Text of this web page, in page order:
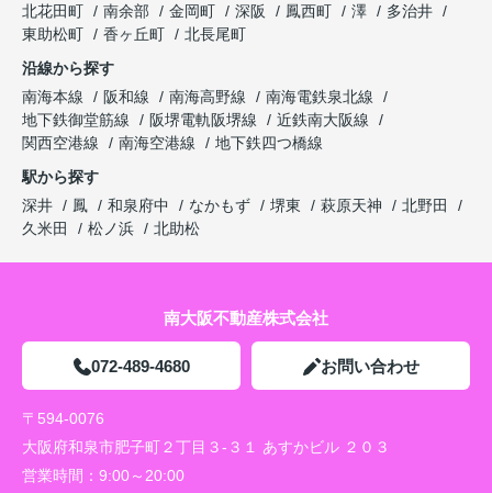
北花田町
南余部 金岡町 深阪 鳳西町 澤
多治井
東助松町
香ヶ丘町
北長尾町
沿線から探す
南海本線
阪和線 南海高野線
南海電鉄泉北線
地下鉄御堂筋線
阪堺電軌阪堺線
近鉄南大阪線
関西空港線
南海空港線
地下鉄四つ橋線
駅から探す
深井
鳳 和泉府中 なかもず 堺東 萩原天神
北野田
久米田
松ノ浜 北助松
南大阪不動産株式会社
072-489-4680 お問い合わせ
〒594-0076
大阪府和泉市肥子町２丁目３-３１ あすかビル ２０３
営業時間： 9:00～20:00